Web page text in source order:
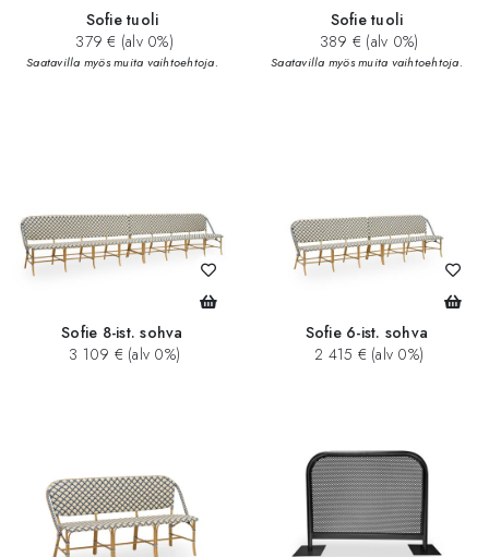
Sofie tuoli
379 € (alv 0%)
Saatavilla myös muita vaihtoehtoja.
Sofie tuoli
389 € (alv 0%)
Saatavilla myös muita vaihtoehtoja.
Sofie 8-ist. sohva
3 109 € (alv 0%)
Sofie 6-ist. sohva
2 415 € (alv 0%)